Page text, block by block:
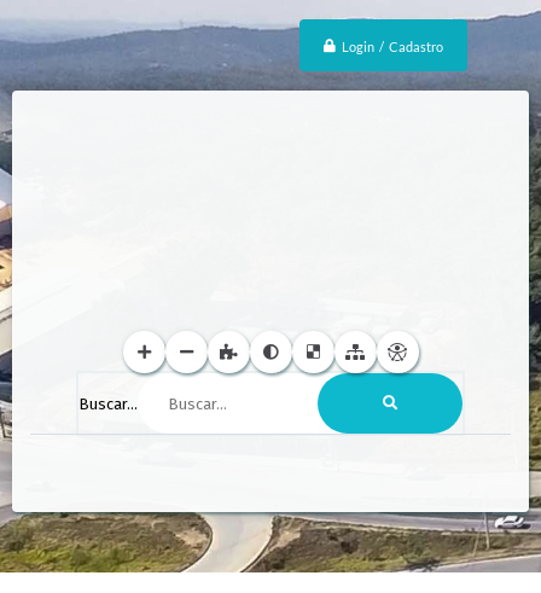
Login / Cadastro
Buscar...